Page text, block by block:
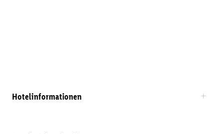
Hotelinformationen